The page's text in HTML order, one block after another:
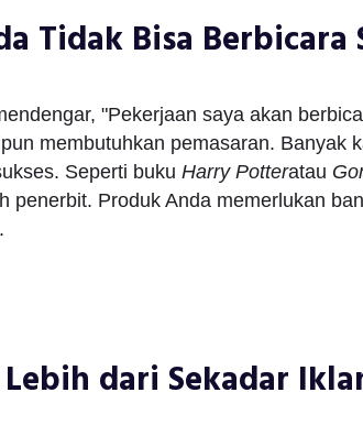
Tidak Bisa Berbicara
"Pekerjaan saya akan
membutuhkan pemasaran. Banyak
Seperti buku Harry Potteratau
penerbit. Produk Anda memerlukan
dari Sekadar